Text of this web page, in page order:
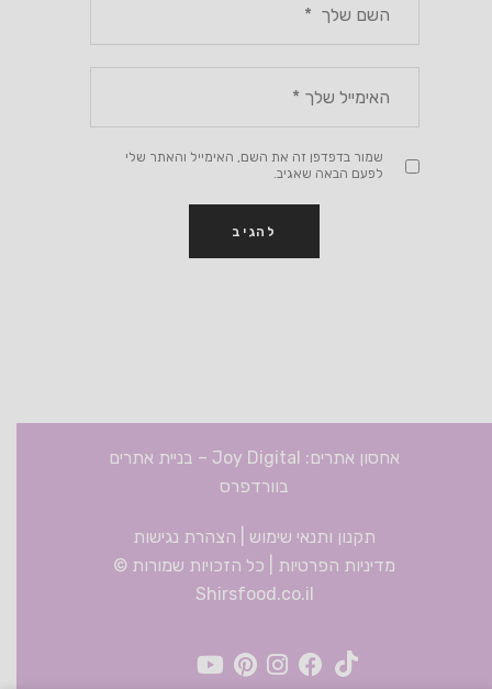
שמור בדפדפן זה את השם, האימייל והאתר שלי
לפעם הבאה שאגיב.
אחסון אתרים: Joy Digital – בניית אתרים
בוורדפרס
תקנון ותנאי שימוש
הצהרת נגישות
מדיניות הפרטיות | כל הזכויות שמורות ©
Shirsfood.co.il